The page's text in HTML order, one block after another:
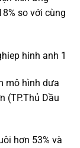
so với cùng
mô hình dưa
(TP.Thủ Dầu
hơn 53% và